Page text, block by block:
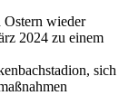
Ostern wieder
2024 zu einem
sich